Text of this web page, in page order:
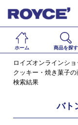
ホーム 商品を探す
ロイズオンラインショ
クッキー・焼き菓子の
検索結果
バト